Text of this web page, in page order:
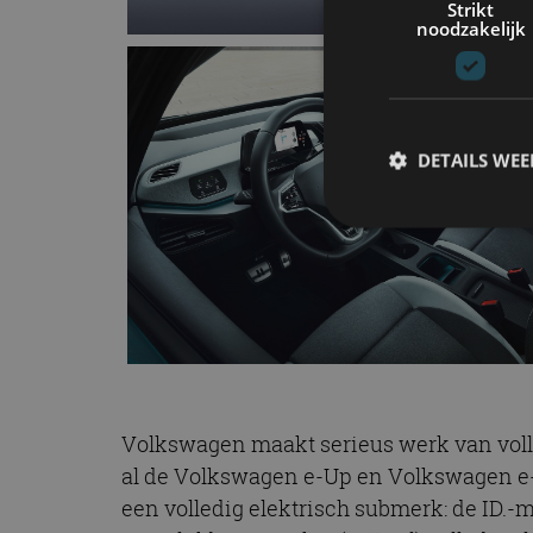
Volkswagen maakt serieus werk van
al de Volkswagen e-Up en Volkswagen
een volledig elektrisch submerk: de
Strikt
noodzakelijk
DETAILS
Strikt noodzakelijke
accountbeheer. De